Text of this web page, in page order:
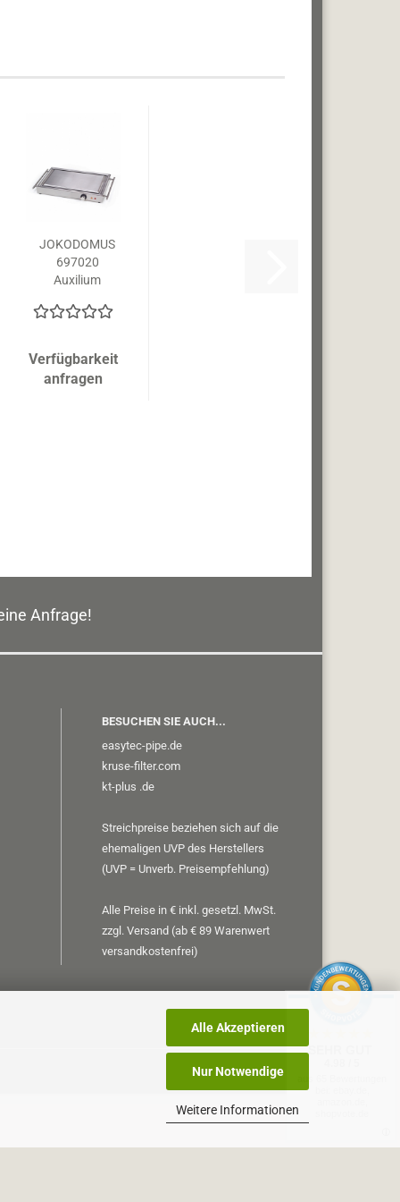
Alle Akzeptieren
Nur Notwendige
Weitere Informationen
JOKODOMUS
697020
Auxilium
Verfügbarkeit
anfragen
Anfrage!
BESUCHEN SIE AUCH...
easytec-pipe.de
kruse-filter.com
kt-plus .de
Streichpreise beziehen sich auf die
ehemaligen UVP des Herstellers
(UVP = Unverb. Preisempfehlung)
Alle Preise in € inkl. gesetzl. MwSt.
zzgl. Versand (ab € 89 Warenwert
versandkostenfrei)
SEHR GUT